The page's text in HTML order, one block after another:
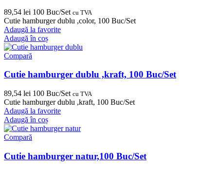
89,54 lei 100 Buc/Set cu TVA
Cutie hamburger dublu ,color, 100 Buc/Set
Adaugă la favorite
Adaugă în coș
Compară
Cutie hamburger dublu ,kraft, 100 Buc/Set
89,54 lei 100 Buc/Set cu TVA
Cutie hamburger dublu ,kraft, 100 Buc/Set
Adaugă la favorite
Adaugă în coș
Compară
Cutie hamburger natur,100 Buc/Set